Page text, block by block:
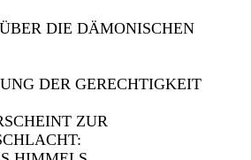
DIE DÄMONISCHEN
DER GERECHTIGKEIT
ZUR